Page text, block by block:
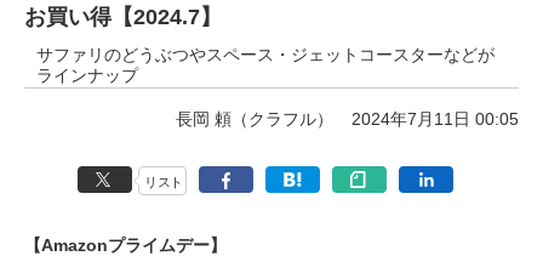
お買い得【2024.7】
サファリのどうぶつやスペース・ジェットコースターなどが
ラインナップ
長岡 頼（クラフル） 2024年7月11日 00:05
リスト
【Amazonプライムデー】